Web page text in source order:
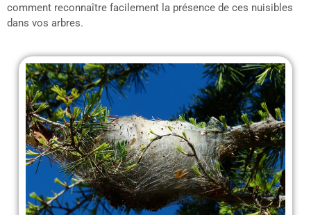
comment reconnaître facilement la présence de ces nuisibles
dans vos arbres.